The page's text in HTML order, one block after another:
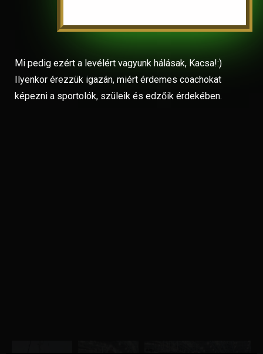
Mi pedig ezért a levélért vagyunk hálásak, Kacsa!:)
Ilyenkor érezzük igazán, miért érdemes coachokat
képezni a sportolók, szüleik és edzőik érdekében.